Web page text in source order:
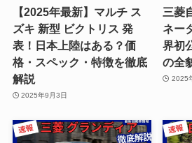
【2025年最新】マルチ ス
ズキ 新型 ビクトリス 発
表！日本上陸はある？価
格・スペック・特徴を徹底
解説
2025年9月3日
三菱
ネー
界初
の全
2025